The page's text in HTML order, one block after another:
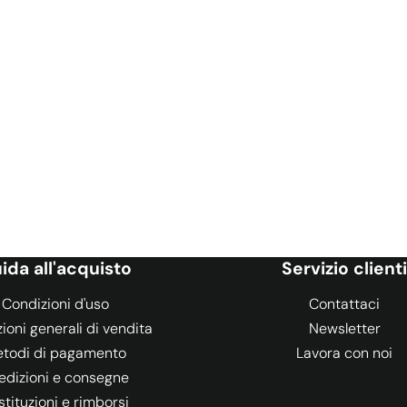
all'acquisto
Condizioni d'uso
generali di vendita
di pagamento
e consegne
e rimborsi
Servizio clienti
Contattaci
Newsletter
Lavora con noi